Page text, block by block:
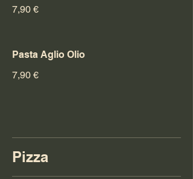
7,90 €
Pasta Aglio Olio
7,90 €
Pizza